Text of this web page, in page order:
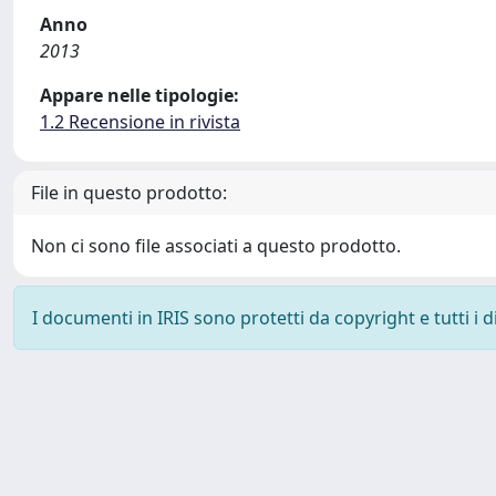
Anno
2013
Appare nelle tipologie:
1.2 Recensione in rivista
File in questo prodotto:
Non ci sono file associati a questo prodotto.
I documenti in IRIS sono protetti da copyright e tutti i